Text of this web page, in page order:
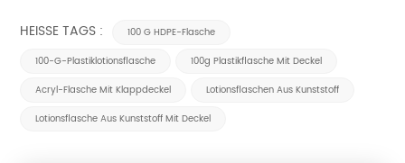
HEISSE TAGS :
100 G HDPE-Flasche
100-G-Plastiklotionsflasche
100g Plastikflasche Mit Deckel
Acryl-Flasche Mit Klappdeckel
Lotionsflaschen Aus Kunststoff
Lotionsflasche Aus Kunststoff Mit Deckel